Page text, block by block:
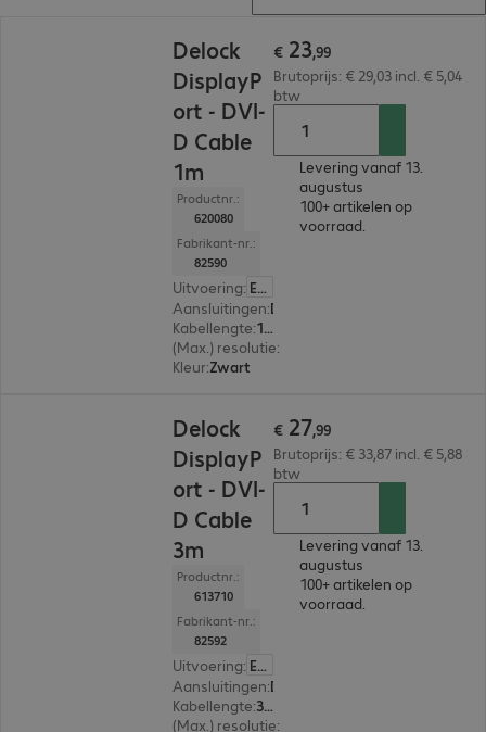
Delock
DisplayP
ort - DVI-
D Cable
1m
Productnr.:
620080
Fabrikant-nr.:
82590
Uitvoering: Europa
Aansluitingen:
Kabellengte: 1 m
(Max.) resolutie:
Kleur:Zwart
€ 23,99
Brutoprijs: € 29,03 incl. € 5,04
btw
Levering vanaf 13.
augustus
100+ artikelen op
voorraad.
Delock
DisplayP
ort - DVI-
D Cable
3m
Productnr.:
613710
Fabrikant-nr.:
82592
Uitvoering: Europa
Aansluitingen:
Kabellengte: 3 m
(Max.) resolutie:
€ 27,99
Brutoprijs: € 33,87 incl. € 5,88
btw
Levering vanaf 13.
augustus
100+ artikelen op
voorraad.